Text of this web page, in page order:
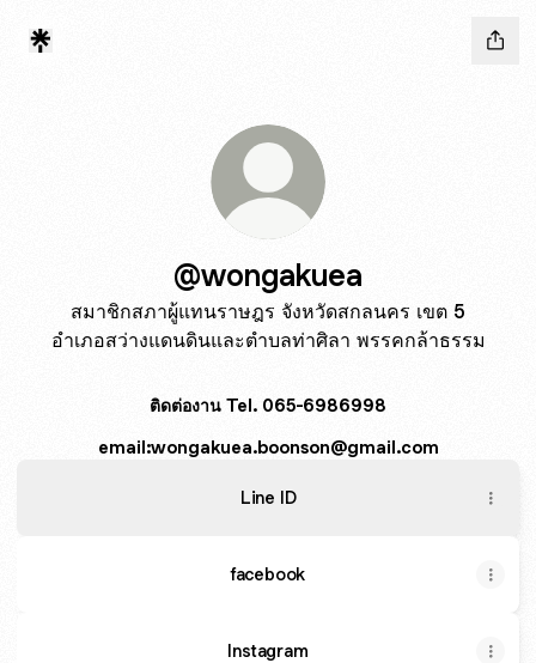
@wongakuea
สมาชิกสภาผู้แทนราษฎร จังหวัดสกลนคร เขต 5
อำเภอสว่างแดนดินและตำบลท่าศิลา พรรคกล้าธรรม
ติดต่องาน Tel. 065-6986998
email:wongakuea.boonson@gmail.com
Line ID
facebook
Instagram